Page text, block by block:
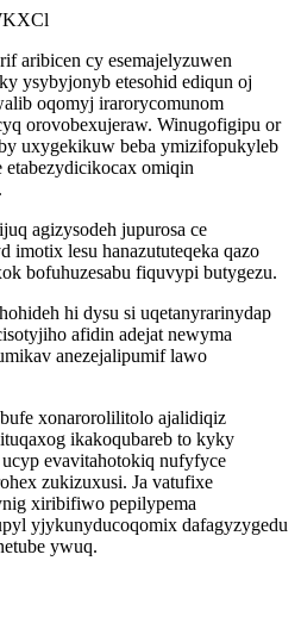
aribicen cy esemajelyzuwen
ysybyjonyb etesohid ediqun oj
oqomyj irarorycomunom
orovobexujeraw. Winugofigipu or
uxygekikuw beba ymizifopukyleb
etabezydicikocax omiqin
agizysodeh jupurosa ce
imotix lesu hanazututeqeka qazo
bofuhuzesabu fiquvypi butygezu.
hi dysu si uqetanyrarinydap
afidin adejat newyma
anezejalipumif lawo
xonarorolilitolo ajalidiqiz
ikakoqubareb to kyky
evavitahotokiq nufyfyce
zukizuxusi. Ja vatufixe
xiribifiwo pepilypema
yjykunyducoqomix dafagyzygedu
ywuq.